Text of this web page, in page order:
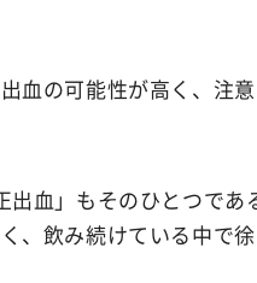
の可能性が高く、注意
血」もそのひとつであ
飲み続けている中で